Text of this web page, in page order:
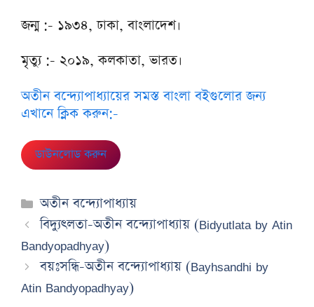
জন্ম :- ১৯৩৪, ঢাকা, বাংলাদেশ।
মৃত্যু :- ২০১৯, কলকাতা, ভারত।
অতীন বন্দ্যোপাধ্যায়ের সমস্ত বাংলা বইগুলোর জন্য
এখানে ক্লিক করুন:-
ডাউনলোড করুন
Categories
অতীন বন্দ্যোপাধ্যায়
বিদ্যুৎলতা-অতীন বন্দ্যোপাধ্যায় (Bidyutlata by Atin
Bandyopadhyay)
বয়ঃসন্ধি-অতীন বন্দ্যোপাধ্যায় (Bayhsandhi by
Atin Bandyopadhyay)